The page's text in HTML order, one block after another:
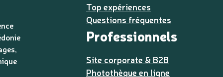
Top expériences
Questions fréquentes
Professionnels
Site corporate & B2B
Photothèque en ligne